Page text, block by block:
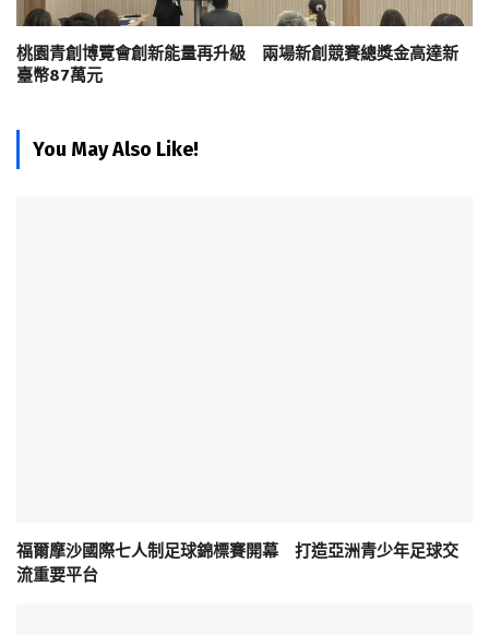
桃園青創博覽會創新能量再升級 兩場新創競賽總獎金高達新
臺幣87萬元
You May Also Like!
福爾摩沙國際七人制足球錦標賽開幕 打造亞洲青少年足球交
流重要平台